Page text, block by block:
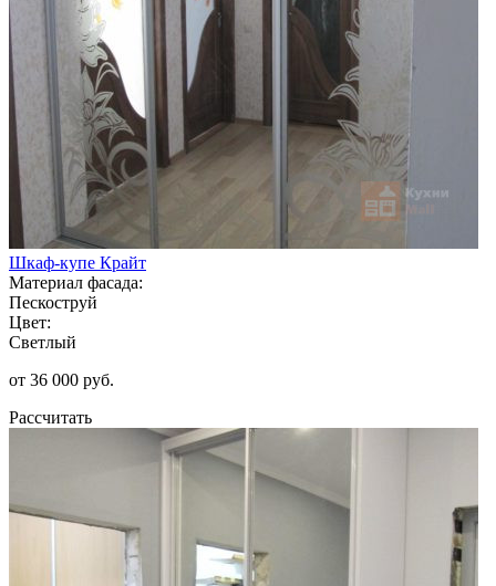
Шкаф-купе Крайт
Материал фасада:
Пескоструй
Цвет:
Светлый
от 36 000 руб.
Рассчитать